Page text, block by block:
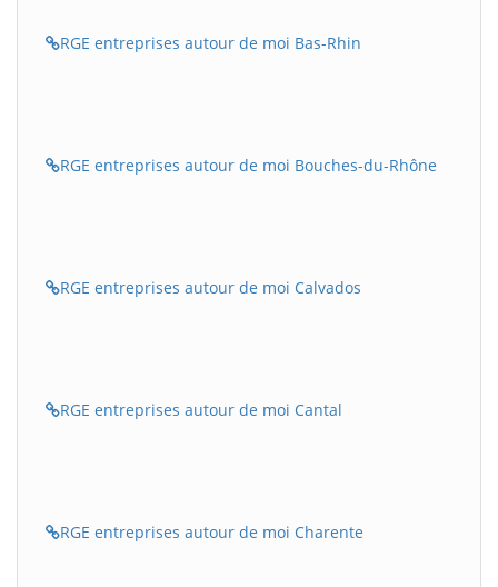
RGE entreprises autour de moi Bas-Rhin
RGE entreprises autour de moi Bouches-du-Rhône
RGE entreprises autour de moi Calvados
RGE entreprises autour de moi Cantal
RGE entreprises autour de moi Charente